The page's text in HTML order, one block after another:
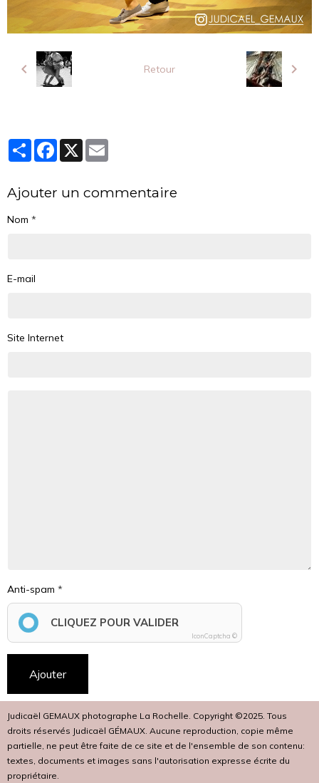
Retour
PartagerFacebook
X
Ajouter un commentaire
Nom
E-mail
Site Internet
Anti-spam
CLIQUEZ POUR VALIDER
IconCaptcha ©
Ajouter
Judicaël GEMAUX photographe La Rochelle. Copyright ©2025. Tous
droits réservés Judicaël GÉMAUX. Aucune reproduction, copie même
partielle, ne peut être faite de ce site et de l'ensemble de son contenu:
textes, documents et images sans l'autorisation expresse écrite du
propriétaire.